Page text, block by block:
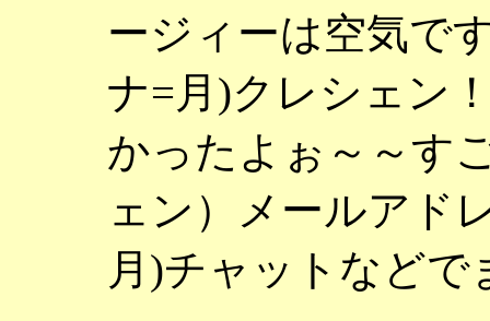
ージィーは空気で
ナ=月)クレシェン
かったよぉ～～す
ェン）メールアド
月)チャットなど